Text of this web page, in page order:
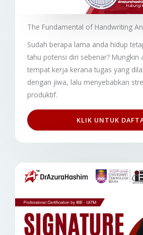
The Fundamental of Handwriting
Sudah berapa lama anda hidup
tahu potensi diri sebenar? Mungkin
tempat kerja kerana tugas yang
dengan jiwa, lalu menyebabkan
produktif.
KLIK UNTUK